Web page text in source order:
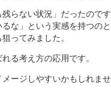
らない状況」だったのです
な」という実感を持つのと
ってみました。
る考え方の応用です。
ージしやすいかもしれませ